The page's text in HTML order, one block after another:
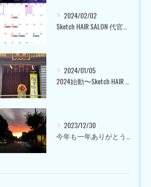
2024/02/02
2024/01/05
2023/12/30